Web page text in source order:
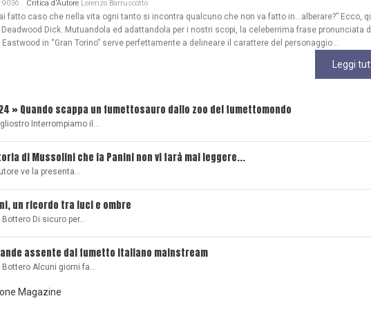
Critica d'AutoreLorenzo Barruscotto
fatto caso che nella vita ogni tanto si incontra qualcuno che non va fatto in…alberare?” Ecco,
Dick. Mutuandola ed adattandola per i nostri scopi, la celeberrima frase pronunciata
in “Gran Torino” serve perfettamente a delineare il carattere del personaggio...
Leggi
» Quando scappa un fumettosauro dallo zoo del fumettomondo
Interrompiamo il…
di Mussolini che la Panini non vi farà mai leggere...
ve la presenta…
un ricordo tra luci e ombre
Di sicuro per…
assente dal fumetto italiano mainstream
Bottero Alcuni giorni fa…
Magazine